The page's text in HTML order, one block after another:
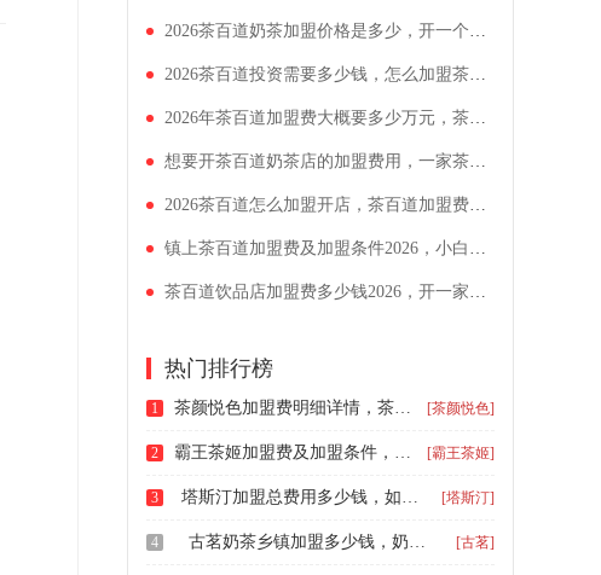
2026茶百道奶茶加盟价格是多少，开一个奶茶店大约要投资多少
2026茶百道投资需要多少钱，怎么加盟茶百道奶茶店
2026年茶百道加盟费大概要多少万元，茶百道加盟要求和流程一览表
想要开茶百道奶茶店的加盟费用，一家茶百道一年加盟费多少钱
2026茶百道怎么加盟开店，茶百道加盟费及加盟条件一览表
镇上茶百道加盟费及加盟条件2026，小白怎么加盟茶百道奶茶店
茶百道饮品店加盟费多少钱2026，开一家茶百道大概要投资多少钱
热门排行榜
1 茶颜悦色加盟费明细详情，茶颜悦色加盟费用明细大约多少钱 [茶颜悦色]
2 霸王茶姬加盟费及加盟条件，霸王茶姬加盟费用明细一览 [霸王茶姬]
3 塔斯汀加盟总费用多少钱，如何加盟塔斯汀汉堡 [塔斯汀]
4 古茗奶茶乡镇加盟多少钱，奶茶品牌古茗加盟多少钱啊 [古茗]